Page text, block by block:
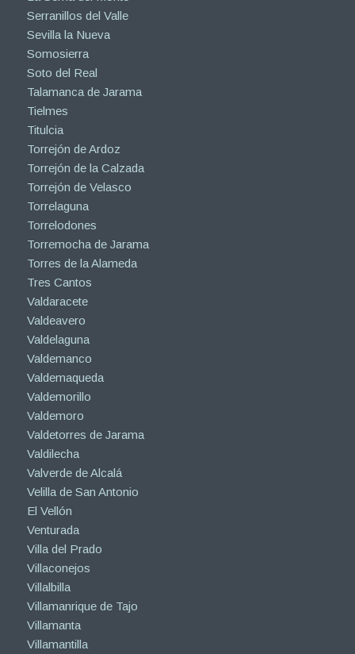
Serranillos del Valle
Sevilla la Nueva
Somosierra
Soto del Real
Talamanca de Jarama
Tielmes
Titulcia
Torrejón de Ardoz
Torrejón de la Calzada
Torrejón de Velasco
Torrelaguna
Torrelodones
Torremocha de Jarama
Torres de la Alameda
Tres Cantos
Valdaracete
Valdeavero
Valdelaguna
Valdemanco
Valdemaqueda
Valdemorillo
Valdemoro
Valdetorres de Jarama
Valdilecha
Valverde de Alcalá
Velilla de San Antonio
El Vellón
Venturada
Villa del Prado
Villaconejos
Villalbilla
Villamanrique de Tajo
Villamanta
Villamantilla